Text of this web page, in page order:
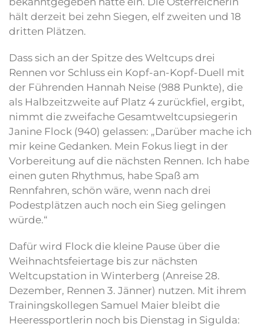
hält derzeit bei zehn Siegen, elf zweiten und 18
dritten Plätzen.
Dass sich an der Spitze des Weltcups drei
Rennen vor Schluss ein Kopf-an-Kopf-Duell mit
der Führenden Hannah Neise (988 Punkte), die
als Halbzeitzweite auf Platz 4 zurückfiel, ergibt,
nimmt die zweifache Gesamtweltcupsiegerin
Janine Flock (940) gelassen: „Darüber mache ich
mir keine Gedanken. Mein Fokus liegt in der
Vorbereitung auf die nächsten Rennen. Ich habe
einen guten Rhythmus, habe Spaß am
Rennfahren, schön wäre, wenn nach drei
Podestplätzen auch noch ein Sieg gelingen
würde.“
Dafür wird Flock die kleine Pause über die
Weihnachtsfeiertage bis zur nächsten
Weltcupstation in Winterberg (Anreise 28.
Dezember, Rennen 3. Jänner) nutzen. Mit ihrem
Trainingskollegen Samuel Maier bleibt die
Heeressportlerin noch bis Dienstag in Sigulda: